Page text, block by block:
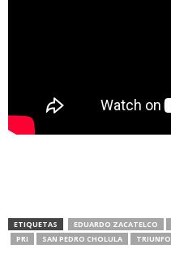
ETIQUETAS EDUARDO ZACATELCO
PRI
SAN PEDRO CHOLULA TRIUNFO